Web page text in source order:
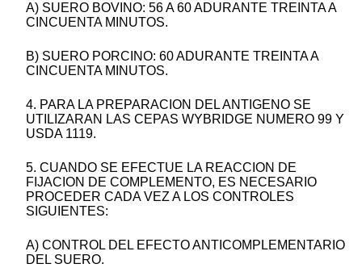
A) SUERO BOVINO: 56 A 60 ADURANTE TREINTA A
CINCUENTA MINUTOS.
B) SUERO PORCINO: 60 ADURANTE TREINTA A
CINCUENTA MINUTOS.
4. PARA LA PREPARACION DEL ANTIGENO SE
UTILIZARAN LAS CEPAS WYBRIDGE NUMERO 99 Y
USDA 1119.
5. CUANDO SE EFECTUE LA REACCION DE
FIJACION DE COMPLEMENTO, ES NECESARIO
PROCEDER CADA VEZ A LOS CONTROLES
SIGUIENTES:
A) CONTROL DEL EFECTO ANTICOMPLEMENTARIO
DEL SUERO.